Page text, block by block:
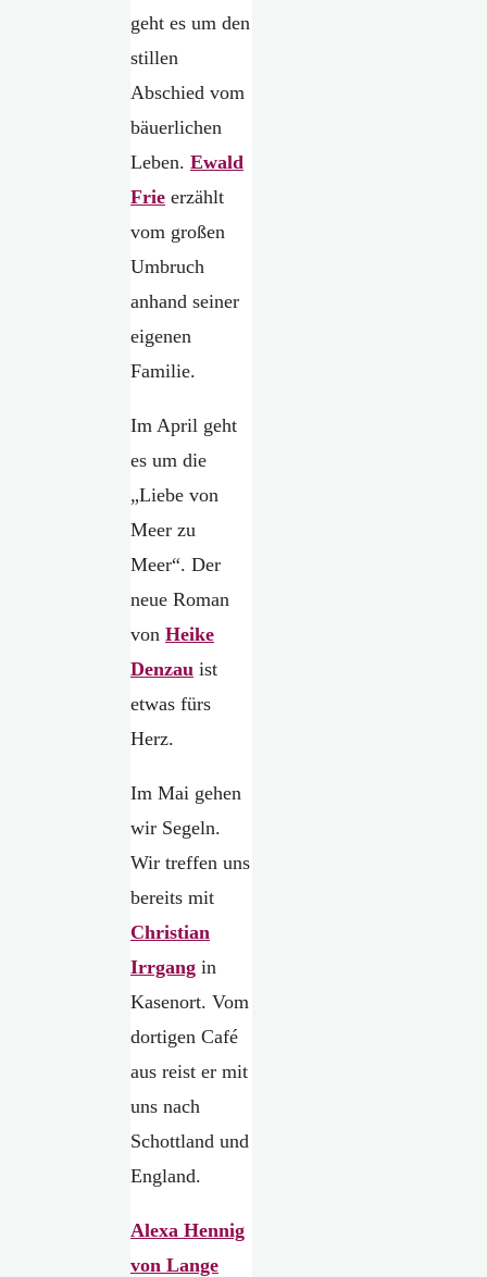
geht es um den
stillen
Abschied vom
bäuerlichen
Leben. Ewald
Frie erzählt
vom großen
Umbruch
anhand seiner
eigenen
Familie.
Im April geht
es um die
„Liebe von
Meer zu
Meer“. Der
neue Roman
von Heike
Denzau ist
etwas fürs
Herz.
Im Mai gehen
wir Segeln.
Wir treffen uns
bereits mit
Christian
Irrgang in
Kasenort. Vom
dortigen Café
aus reist er mit
uns nach
Schottland und
England.
Alexa Hennig
von Lange